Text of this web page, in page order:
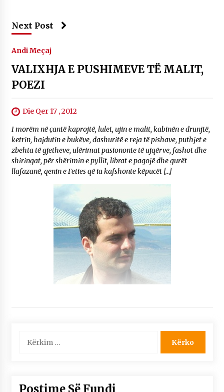
Next Post
Andi Meçaj
VALIXHJA E PUSHIMEVE TË MALIT,
POEZI
Die Qer 17 , 2012
I morëm në çantë kaprojtë, lulet, ujin e malit, kabinën e drunjtë,
ketrin, hajdutin e bukëve, dashuritë e reja të pishave, puthjet e
zbehta të gjetheve, ulërimat pasiononte të ujqërve, fashot dhe
shiringat, për shërimin e pyllit, librat e pagojë dhe gurët
llafazanë, qenin e Feties që ia kafshonte këpucët […]
për:
Postime Së Fundi